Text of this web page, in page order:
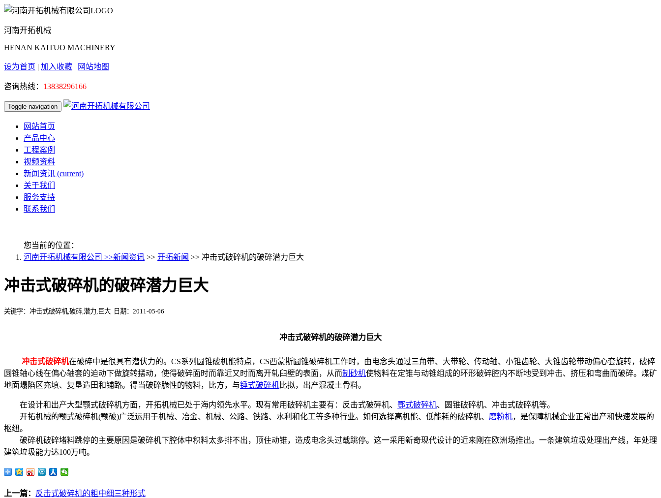
河南开拓机械
HENAN KAITUO MACHINERY
设为首页 | 加入收藏 | 网站地图
咨询热线： 13838296166
Toggle navigation
网站首页
产品中心
工程案例
视频资料
新闻资讯 (current)
关于我们
服务支持
联系我们
您当前的位置：
河南开拓机械有限公司 >>新闻资讯 >> 开拓新闻 >> 冲击式破碎机的破碎潜力巨大
冲击式破碎机的破碎潜力巨大
关键字：冲击式破碎机,破碎,潜力,巨大 日期：2011-05-06
冲击式破碎机的破碎潜力巨大
冲击式破碎机在破碎中是很具有潜伏力的。CS系列圆锥破机能特点，CS西蒙斯圆锥破碎机工作时，由电念头通过三角带、大带轮、传动轴、小锥齿轮、大锥齿轮带动偏心套旋转，破碎
圆锥轴心线在偏心轴套的迫动下做旋转摆动，使得破碎面时而靠近又时而离开轧臼壁的表面，从而制砂机使物料在定锥与动锥组成的环形破碎腔内不断地受到冲击、挤压和弯曲而破碎。煤矿
地面塌陷区充填、复垦造田和铺路。得当破碎脆性的物料，比方，与锤式破碎机比拟，出产混凝土骨料。
在设计和出产大型颚式破碎机方面，开拓机械已处于海内领先水平。现有常用破碎机主要有：反击式破碎机、 鄂式破碎机、圆锥破碎机、冲击式破碎机等。
开拓机械的颚式破碎机(颚破)广泛运用于机械、冶金、机械、公路、铁路、水利和化工等多种行业。如何选择高机能、低能耗的破碎机、 磨粉机，是保障机械企业正常出产和快速发展的
枢纽。
破碎机破碎堵料跳停的主要原因是破碎机下腔体中积料太多排不出，顶住动锥，造成电念头过载跳停。这一采用新奇现代设计的近来刚在欧洲场推出。一条建筑垃圾处理出产线，年处理
建筑垃圾能力达100万吨。
上一篇：
反击式破碎机的粗中细三种形式